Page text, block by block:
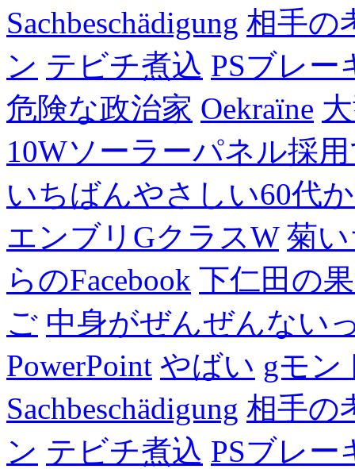
Sachbeschädigung 相手の
ン テビチ煮込 PSブレー
危険な政治家 Oekraïne
10Wソーラーパネル採
いちばんやさしい60代
エンブリGクラスW 菊
らのFacebook 下仁田の
ご 中身がぜんぜんない
PowerPoint やばい gモン
Sachbeschädigung 相手の
ン テビチ煮込 PSブレー